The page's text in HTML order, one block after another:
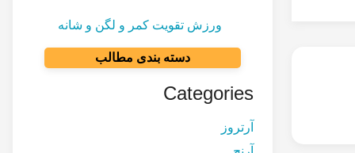
ورزش تقویت کمر و لگن و شانه
دسته بندی مطالب
Categories
آرتروز